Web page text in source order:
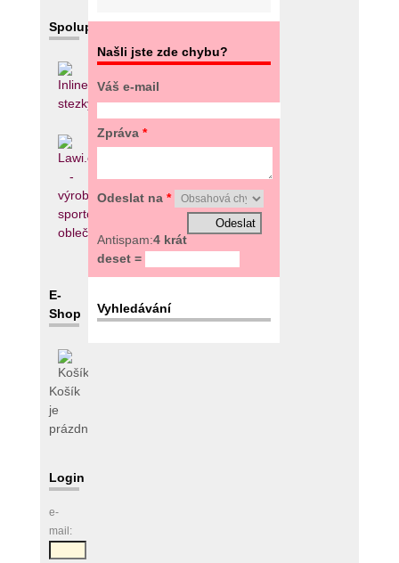
Spolupracujeme
E-
Shop
Košík
je
prázdný
Login
e-
mail:
Našli jste zde chybu?
Váš e-mail
Zpráva *
Odeslat na *
Antispam:4 krát
deset =
Vyhledávání